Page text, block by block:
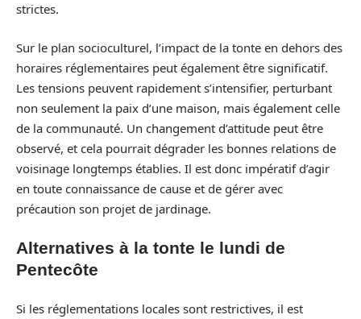
strictes.
Sur le plan socioculturel, l’impact de la tonte en dehors des
horaires réglementaires peut également être significatif.
Les tensions peuvent rapidement s’intensifier, perturbant
non seulement la paix d’une maison, mais également celle
de la communauté. Un changement d’attitude peut être
observé, et cela pourrait dégrader les bonnes relations de
voisinage longtemps établies. Il est donc impératif d’agir
en toute connaissance de cause et de gérer avec
précaution son projet de jardinage.
Alternatives à la tonte le lundi de
Pentecôte
Si les réglementations locales sont restrictives, il est